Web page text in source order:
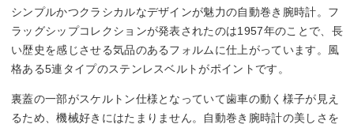
シンプルかつクラシカルなデザインが魅力の自動巻き腕時計。フ
ラッグシップコレクションが発表されたのは1957年のことで、長
い歴史を感じさせる気品のあるフォルムに仕上がっています。風
格ある5連タイプのステンレスベルトがポイントです。
裏蓋の一部がスケルトン仕様となっていて歯車の動く様子が見え
るため、機械好きにはたまりません。自動巻き腕時計の美しさを